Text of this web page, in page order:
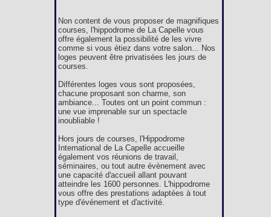
Non content de vous proposer de magnifiques
courses, l'hippodrome de La Capelle vous
offre également la possibilité de les vivre
comme si vous étiez dans votre salon... Nos
loges peuvent être privatisées les jours de
courses.
Différentes loges vous sont proposées,
chacune proposant son charme, son
ambiance... Toutes ont un point commun :
une vue imprenable sur un spectacle
inoubliable !
Hors jours de courses, l'Hippodrome
International de La Capelle accueille
également vos réunions de travail,
séminaires, ou tout autre évènement avec
une capacité d'accueil allant pouvant
atteindre les 1600 personnes. L'hippodrome
vous offre des prestations adaptées à tout
type d'événement et d'activité.